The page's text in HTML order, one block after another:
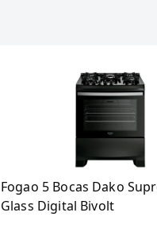
Fogao 5 Bocas Dako
Glass Digital Bivolt